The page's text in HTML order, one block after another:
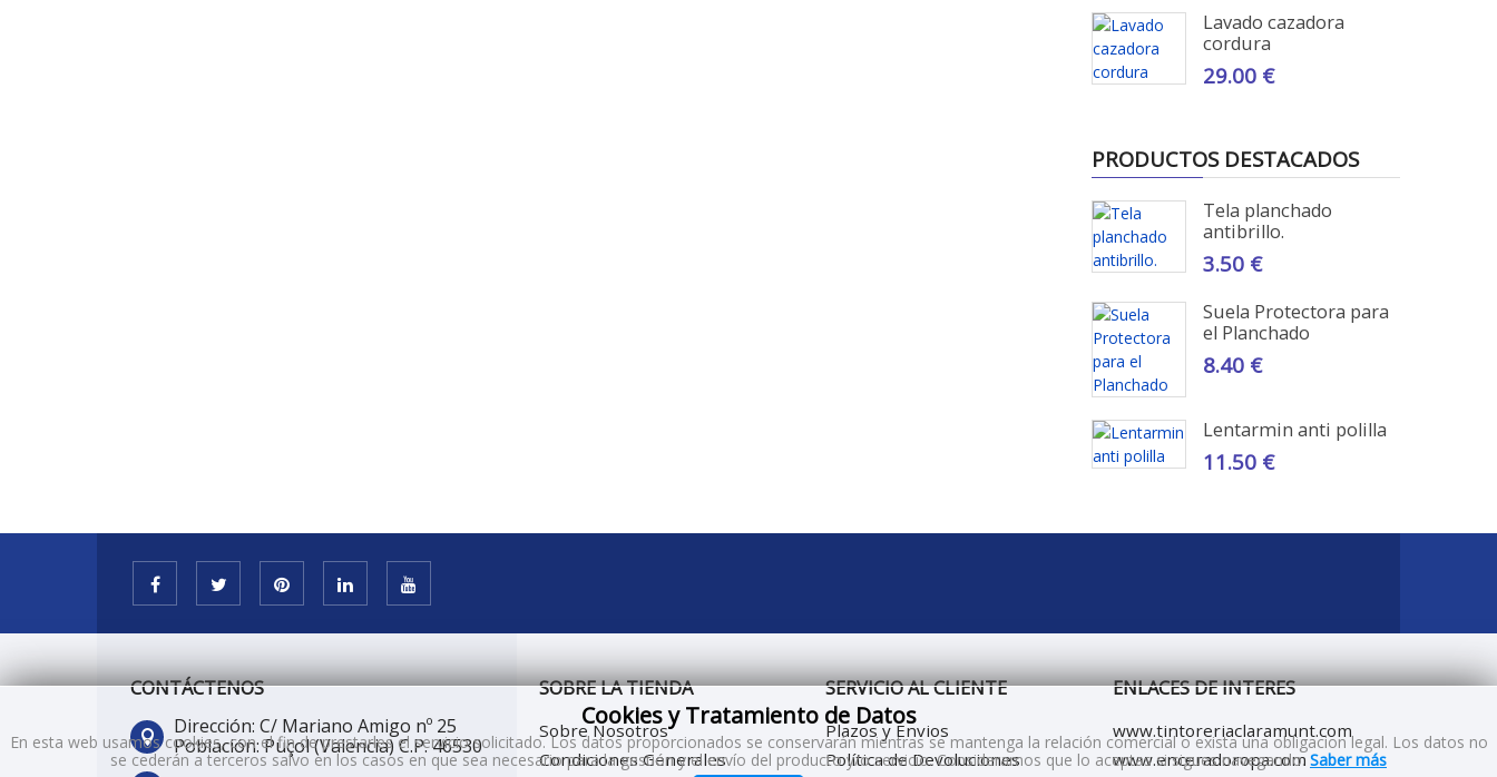
Lavado cazadora
cordura
29.00 €
PRODUCTOS DESTACADOS
Tela planchado
antibrillo.
3.50 €
Suela Protectora para
el Planchado
8.40 €
Lentarmin anti polilla
11.50 €
CONTÁCTENOS
Dirección: C/ Mariano Amigo nº 25
Población: Puçol (Valencia) C.P. 46530
SOBRE LA TIENDA
Sobre Nosotros
Condiciones Generales
SERVICIO AL CLIENTE
Plazos y Envios
Política de Devoluciones
ENLACES DE INTERES
www.tintoreriaclaramunt.com
www.enceradoropa.com
Cookies y Tratamiento de Datos
En esta web usamos cookies, con el fin de prestarles el servicio solicitado. Los datos proporcionados se conservarán mientras se mantenga la relación comercial o exista una obligacion legal. Los datos no
se cederán a terceros salvo en los casos en que sea necesario para la gestión y el envío del producto y/o servicio. Consideramos que lo aceptas si sigues navegando.Saber más